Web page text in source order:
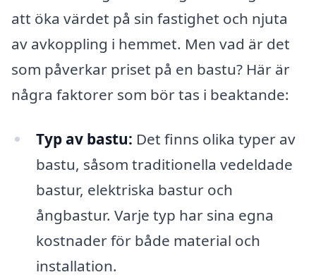
att öka värdet på sin fastighet och njuta
av avkoppling i hemmet. Men vad är det
som påverkar priset på en bastu? Här är
några faktorer som bör tas i beaktande:
Typ av bastu: Det finns olika typer av
bastu, såsom traditionella vedeldade
bastur, elektriska bastur och
ångbastur. Varje typ har sina egna
kostnader för både material och
installation.